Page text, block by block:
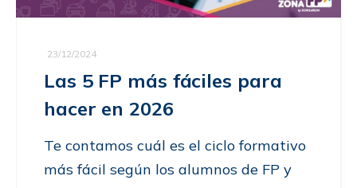
23/12/2024
Las 5 FP más fáciles para
hacer en 2026
Te contamos cuál es el ciclo formativo
más fácil según los alumnos de FP y